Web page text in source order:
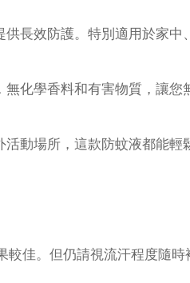
長效防護。特別適用於家中
化學香料和有害物質，讓您
動場所，這款防蚊液都能輕
佳。但仍請視流汗程度隨